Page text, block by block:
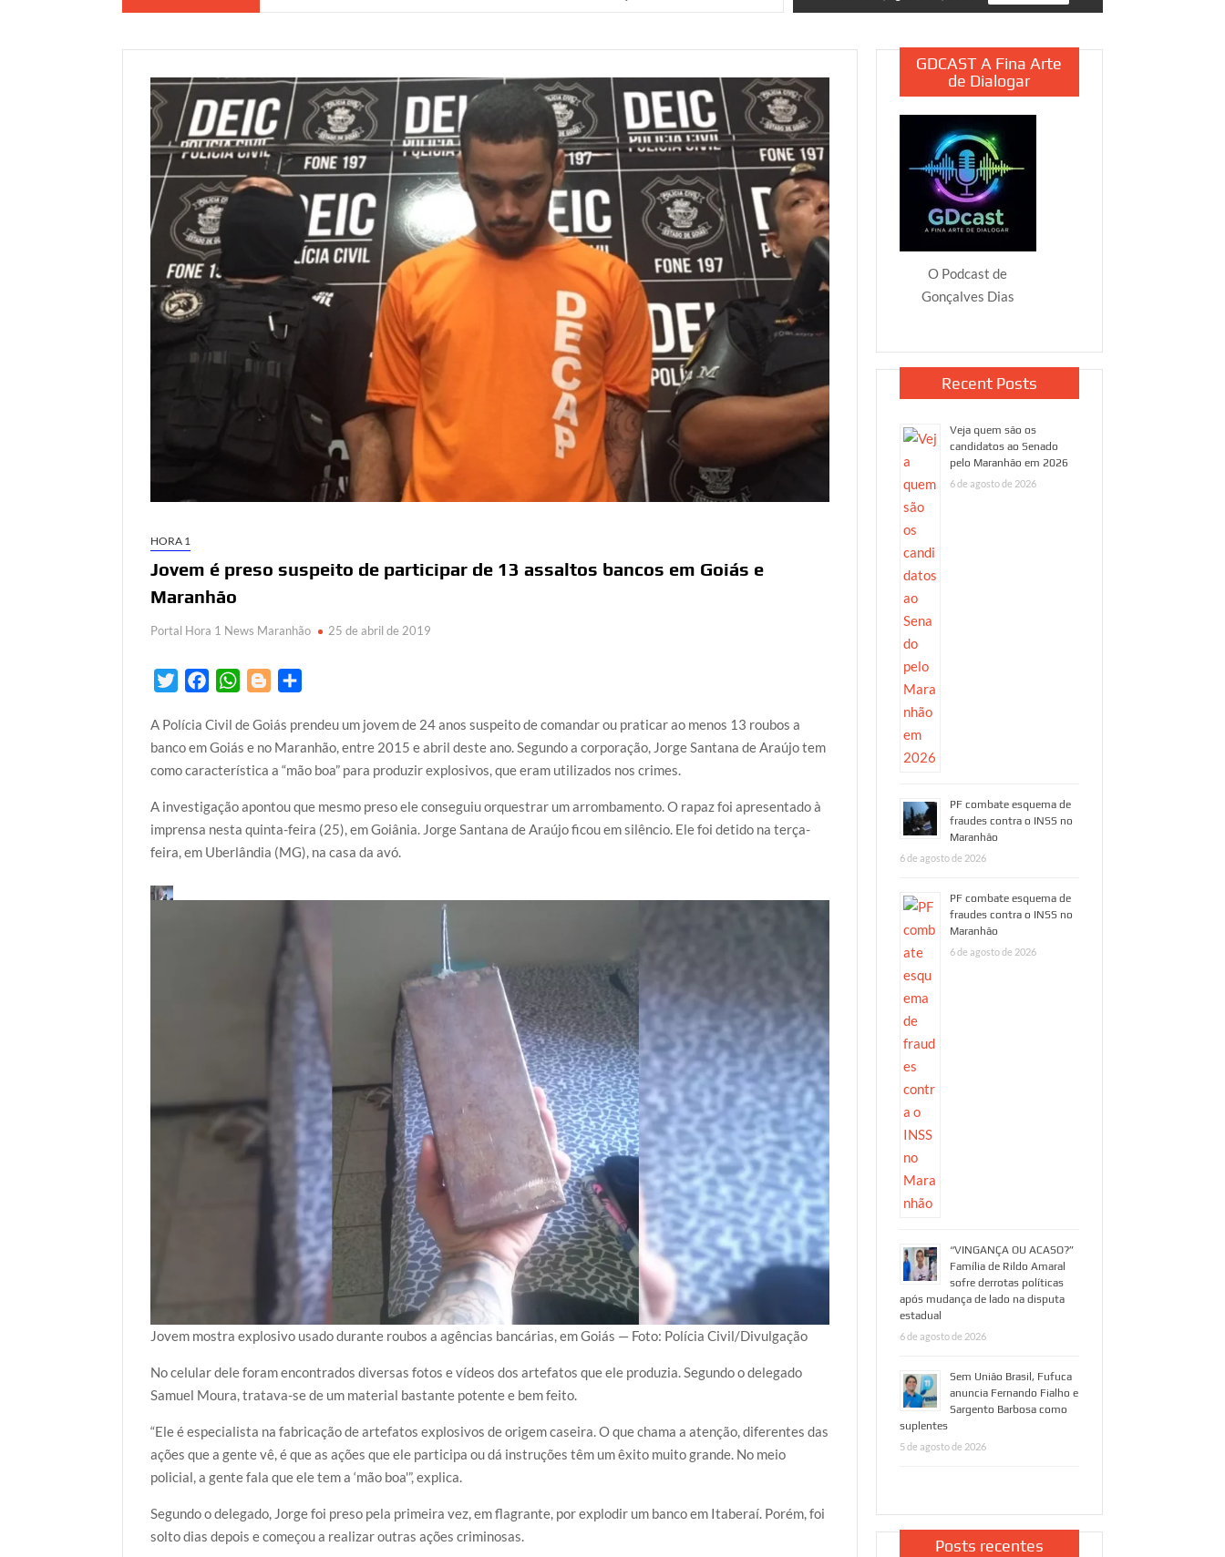
HORA 1
Jovem é preso suspeito de participar de 13 assaltos bancos em Goiás e
Maranhão
Portal Hora 1 News Maranhão 25 de abril de 2019
i
t
t
c
e
b
k
W
a
t
s
p
o
g
g
e
r
a
r
e
A Polícia Civil de Goiás prendeu um jovem de 24 anos suspeito de comandar ou praticar ao menos 13 roubos a
banco em Goiás e no Maranhão, entre 2015 e abril deste ano. Segundo a corporação, Jorge Santana de Araújo tem
como característica a “mão boa” para produzir explosivos, que eram utilizados nos crimes.
A investigação apontou que mesmo preso ele conseguiu orquestrar um arrombamento. O rapaz foi apresentado à
imprensa nesta quinta-feira (25), em Goiânia. Jorge Santana de Araújo ficou em silêncio. Ele foi detido na terça-
feira, em Uberlândia (MG), na casa da avó.
Jovem mostra explosivo usado durante roubos a agências bancárias, em Goiás — Foto: Polícia Civil/Divulgação
No celular dele foram encontrados diversas fotos e vídeos dos artefatos que ele produzia. Segundo o delegado
Samuel Moura, tratava-se de um material bastante potente e bem feito.
“Ele é especialista na fabricação de artefatos explosivos de origem caseira. O que chama a atenção, diferentes das
ações que a gente vê, é que as ações que ele participa ou dá instruções têm um êxito muito grande. No meio
policial, a gente fala que ele tem a ‘mão boa'”, explica.
Segundo o delegado, Jorge foi preso pela primeira vez, em flagrante, por explodir um banco em Itaberaí. Porém, foi
solto dias depois e começou a realizar outras ações criminosas.
GDCAST A Fina Arte
de Dialogar
O Podcast de
Gonçalves Dias
Recent Posts
Veja quem são os
candidatos ao Senado
pelo Maranhão em 2026
6 de agosto de 2026
PF combate esquema de
fraudes contra o INSS no
Maranhão
6 de agosto de 2026
PF combate esquema de
fraudes contra o INSS no
Maranhão
6 de agosto de 2026
“VINGANÇA OU ACASO?”
Família de Rildo Amaral
sofre derrotas políticas
após mudança de lado na disputa
estadual
6 de agosto de 2026
Sem União Brasil, Fufuca
anuncia Fernando Fialho e
Sargento Barbosa como
suplentes
5 de agosto de 2026
Posts recentes